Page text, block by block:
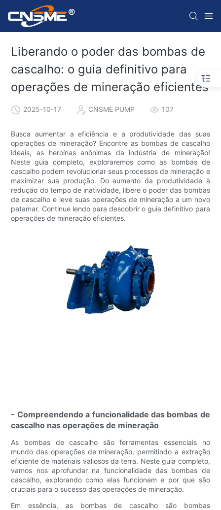
Liberando o poder das bombas de
cascalho: o guia definitivo para
operações de mineração eficientes
2025-10-17 CNSME PUMP 107
Busca aumentar a eficiência e a produtividade das suas
operações de mineração? Encontre as bombas de cascalho
ideais, as heroínas anônimas da indústria de mineração!
Neste guia completo, exploraremos como as bombas de
cascalho podem revolucionar seus processos de mineração e
maximizar sua produção. Do aumento da produtividade à
redução do tempo de inatividade, libere o poder das bombas
de cascalho e leve suas operações de mineração a um novo
patamar. Continue lendo para descobrir o guia definitivo para
operações de mineração eficientes.
- Compreendendo a funcionalidade das bombas de
cascalho nas operações de mineração
As bombas de cascalho são ferramentas essenciais no
mundo das operações de mineração, permitindo a extração
eficiente de materiais valiosos da terra. Neste guia completo,
vamos nos aprofundar na funcionalidade das bombas de
cascalho, explorando como elas funcionam e por que são
cruciais para o sucesso das operações de mineração.
Em essência, as bombas de cascalho são bombas